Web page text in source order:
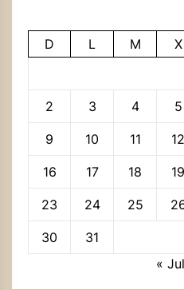
D L M X
2 3 4 5
9 10 11 12
16 17 18 19
23 24 25
30
31
« Jul